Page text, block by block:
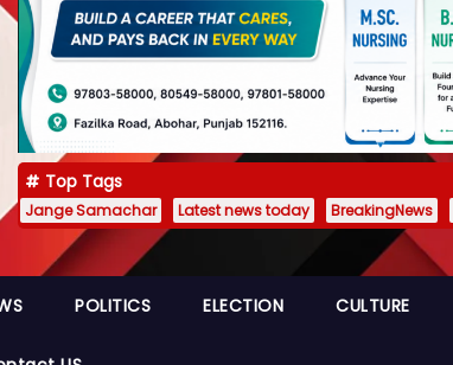
Top Tags
Jange Samachar Latest news today BreakingNews
POLITICS ELECTION CULTURE